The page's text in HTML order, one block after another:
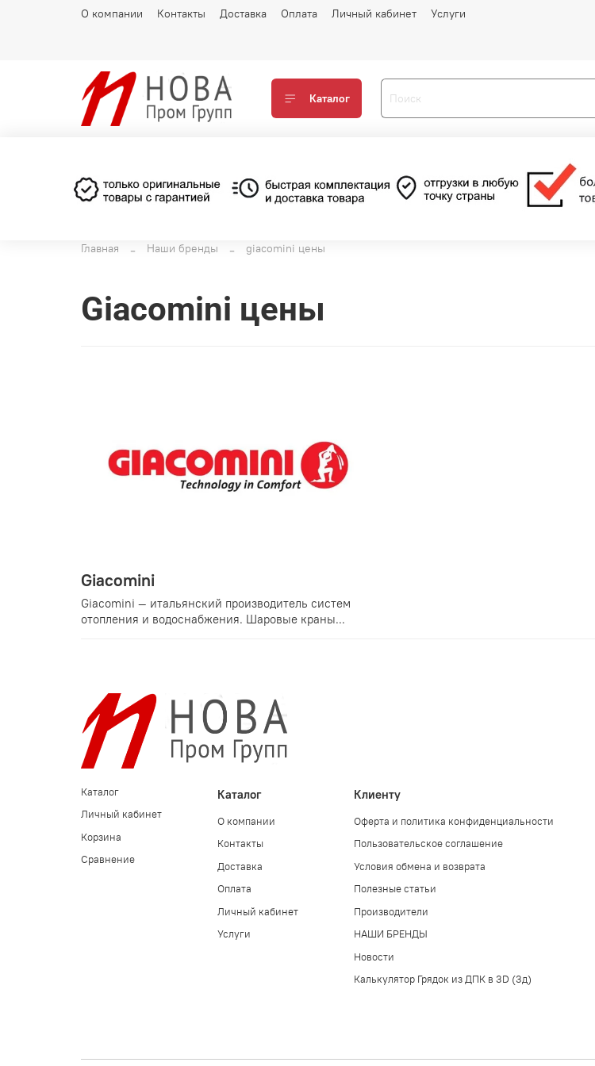
О компании Контакты Доставка Оплата Личный кабинет Услуги
Каталог
Главная Наши бренды giacomini цены
giacomini цены
Giacomini
Giacomini — итальянский производитель систем
отопления и водоснабжения. Шаровые краны...
Каталог
Личный кабинет
Корзина
Сравнение
Каталог
О компании
Контакты
Доставка
Оплата
Личный кабинет
Услуги
Клиенту
Оферта и политика конфиденциальности
Пользовательское соглашение
Условия обмена и возврата
Полезные статьи
Производители
НАШИ БРЕНДЫ
Новости
Калькулятор Грядок из ДПК в 3D (3д)